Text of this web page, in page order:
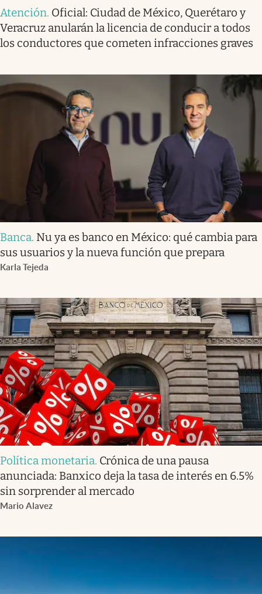
Atención. Oficial: Ciudad de México, Querétaro y
Veracruz anularán la licencia de conducir a todos
los conductores que cometen infracciones graves
Banca. Nu ya es banco en México: qué cambia para
sus usuarios y la nueva función que prepara
Karla Tejeda
Política monetaria. Crónica de una pausa
anunciada: Banxico deja la tasa de interés en 6.5%
sin sorprender al mercado
Mario Alavez